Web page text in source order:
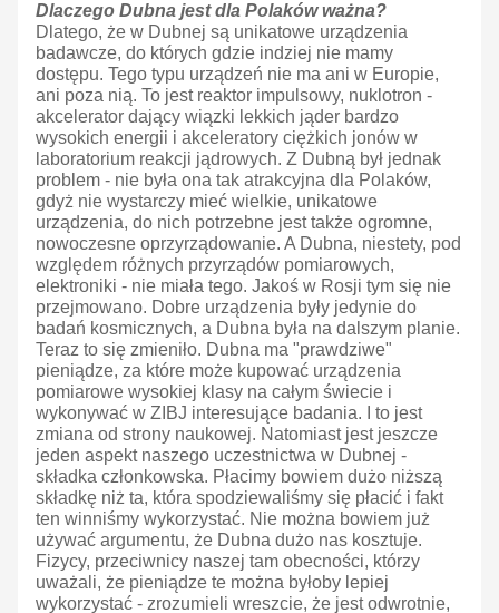
Dlaczego Dubna jest dla Polaków ważna?
Dlatego, że w Dubnej są unikatowe urządzenia
badawcze, do których gdzie indziej nie mamy
dostępu. Tego typu urządzeń nie ma ani w Europie,
ani poza nią. To jest reaktor impulsowy, nuklotron -
akcelerator dający wiązki lekkich jąder bardzo
wysokich energii i akceleratory ciężkich jonów w
laboratorium reakcji jądrowych. Z Dubną był jednak
problem - nie była ona tak atrakcyjna dla Polaków,
gdyż nie wystarczy mieć wielkie, unikatowe
urządzenia, do nich potrzebne jest także ogromne,
nowoczesne oprzyrządowanie. A Dubna, niestety, pod
względem różnych przyrządów pomiarowych,
elektroniki - nie miała tego. Jakoś w Rosji tym się nie
przejmowano. Dobre urządzenia były jedynie do
badań kosmicznych, a Dubna była na dalszym planie.
Teraz to się zmieniło. Dubna ma "prawdziwe"
pieniądze, za które może kupować urządzenia
pomiarowe wysokiej klasy na całym świecie i
wykonywać w ZIBJ interesujące badania. I to jest
zmiana od strony naukowej. Natomiast jest jeszcze
jeden aspekt naszego uczestnictwa w Dubnej -
składka członkowska. Płacimy bowiem dużo niższą
składkę niż ta, która spodziewaliśmy się płacić i fakt
ten winniśmy wykorzystać. Nie można bowiem już
używać argumentu, że Dubna dużo nas kosztuje.
Fizycy, przeciwnicy naszej tam obecności, którzy
uważali, że pieniądze te można byłoby lepiej
wykorzystać - zrozumieli wreszcie, że jest odwrotnie,